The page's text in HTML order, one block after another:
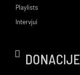
Playlists
Intervjui
DONACIJE